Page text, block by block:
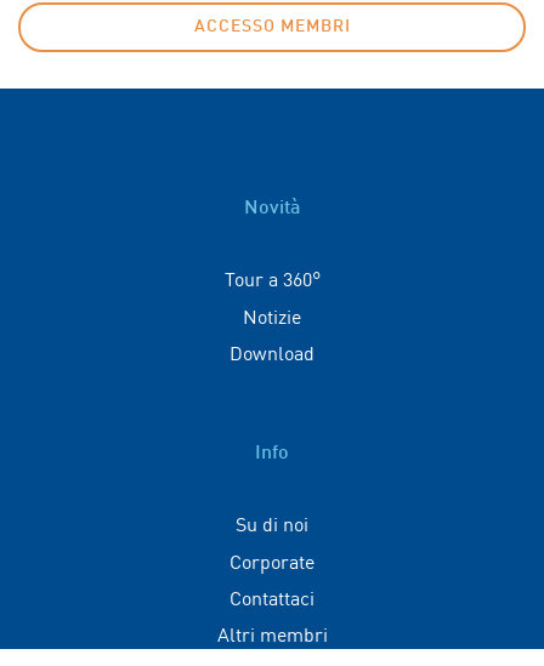
ACCESSO MEMBRI
Novità
Tour a 360°
Notizie
Download
Info
Su di noi
Corporate
Contattaci
Altri membri